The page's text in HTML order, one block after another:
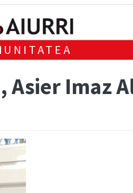
Asier Imaz